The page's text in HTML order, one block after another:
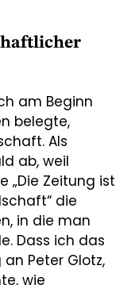
am Beginn
belegte,
Als
ab, weil
„Die Zeitung ist
die
in die man
Dass ich das
Peter Glotz,
wie